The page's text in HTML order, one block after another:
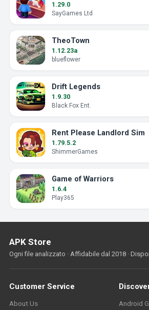
1.29.0
SayGames Ltd
TheoTown
1.12.23a
blueflower
Drift Legends
1.9.30
Black Fox Ent.
Rent Please Landlord Sim
1.79.5.2
ShimmerGames
Game of Warriors
1.6.4
Play365
APK Store
Ogni file analizzato · Affidabile dal 2018 ·
Customer Service
About Us Android